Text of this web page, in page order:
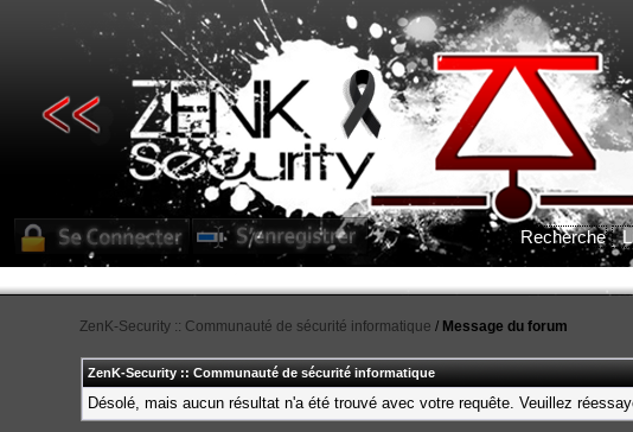
Recherche
ZenK-Security :: Communauté de sécurité informatique / Message du forum
ZenK-Security :: Communauté de sécurité informatique
Désolé, mais aucun résultat n'a été trouvé avec votre requête. Veuillez